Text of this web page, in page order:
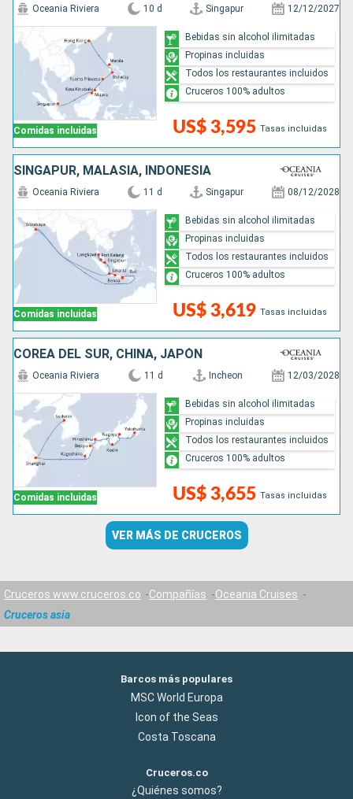
Comidas incluidas
Oceania Riviera 10 d Singapur 12/12/2027
US$ 3,595 Tasas incluidas
Bebidas sin alcohol ilimitadas
Propinas incluidas
Todos los restaurantes incluidos
Cruceros 100% adultos
SINGAPUR, MALASIA, INDONESIA
Comidas incluidas
Oceania Riviera 11 d Singapur 08/12/2028
US$ 3,619 Tasas incluidas
Bebidas sin alcohol ilimitadas
Propinas incluidas
Todos los restaurantes incluidos
Cruceros 100% adultos
COREA DEL SUR, CHINA, JAPÓN
Comidas incluidas
Oceania Riviera 11 d Incheon 12/03/2028
US$ 3,655 Tasas incluidas
Bebidas sin alcohol ilimitadas
Propinas incluidas
Todos los restaurantes incluidos
Cruceros 100% adultos
VER MÁS DE CRUCEROS
Cruceros www.cruceros.co Compañías
Oceania Cruises
Cruceros asia
Barcos más populares
MSC World Europa
Icon of the Seas
Costa Toscana
Cruceros.co
¿Quiénes somos?